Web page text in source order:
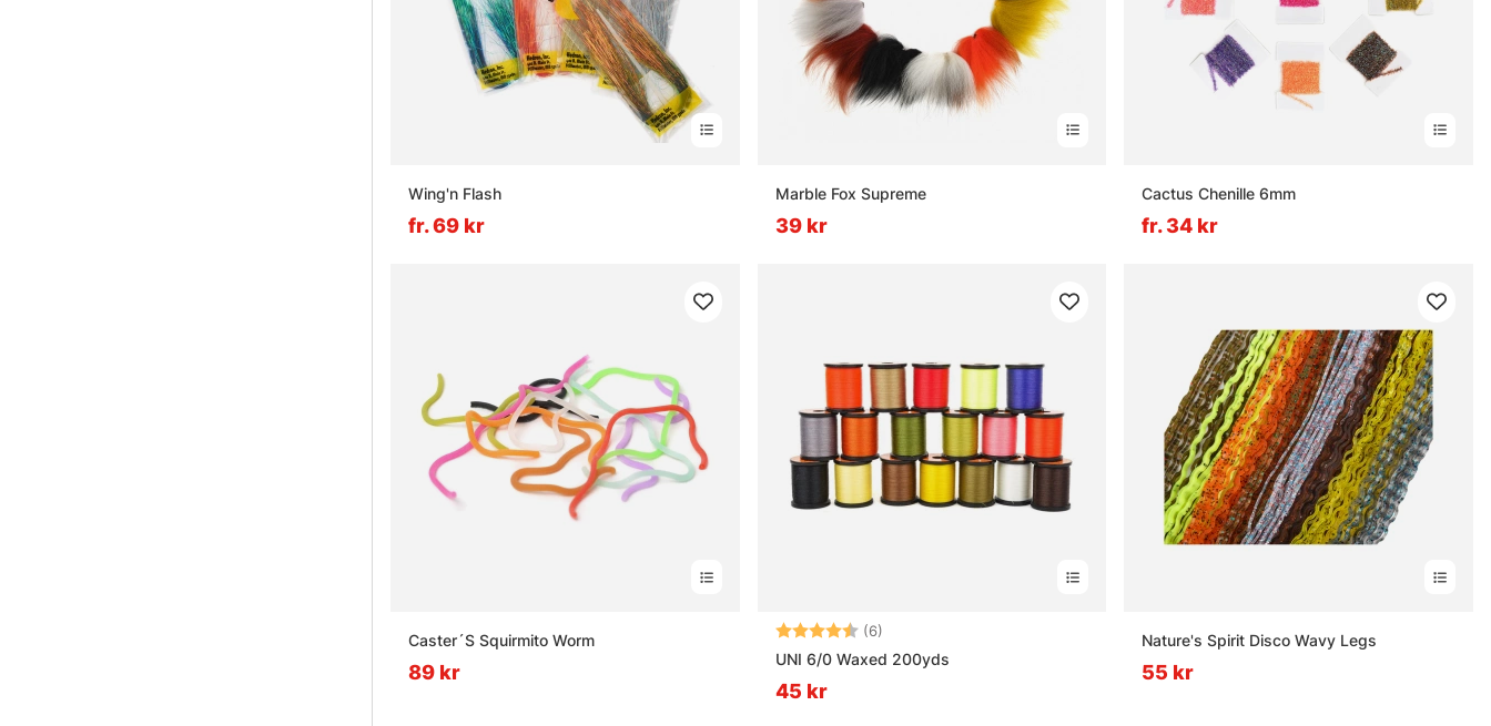
Wing'n Flash
fr. 69 kr
Marble Fox Supreme
39 kr
Cactus Chenille 6mm
fr. 34 kr
Caster´S Squirmito Worm
89 kr
Betyg: (6)
UNI 6/0 Waxed 200yds
45 kr
Nature's Spirit Disco Wavy Legs
55 kr